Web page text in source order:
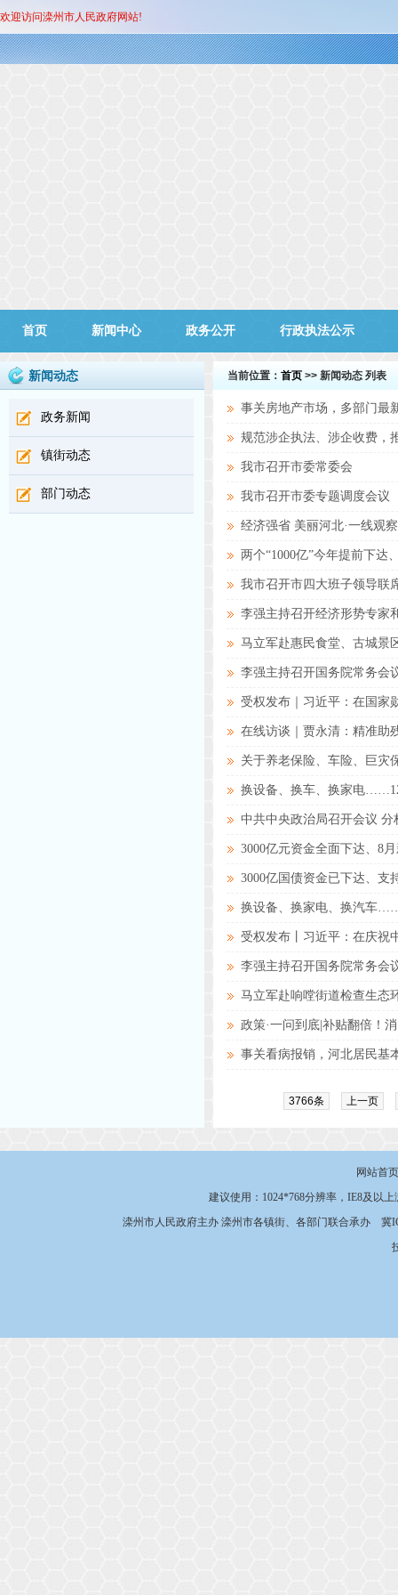
欢迎访问滦州市人民政府网站!
首页 新闻中心 政务公开 行政执法公示
新闻动态
政务新闻
镇街动态
部门动态
当前位置： 首页 >> 新闻动态 列表
事关房地产市场，多部门最
规范涉企执法、涉企收费，
我市召开市委常委会
我市召开市委专题调度会议
经济强省 美丽河北·一线观
两个“1000亿”今年提前下
我市召开市四大班子领导联
李强主持召开经济形势专家
马立军赴惠民食堂、古城景
李强主持召开国务院常务会
受权发布｜习近平：在国家
在线访谈｜贾永清：精准助
关于养老保险、车险、巨
换设备、换车、换家电
中共中央政治局召开会议
3000亿元资金全面下达、8
3000亿国债资金已下达、
换设备、换家电、换汽车
受权发布丨习近平：在庆祝
李强主持召开国务院常务会
议通过《烈士褒扬条例（修
马立军赴响嘡街道检查生态
政策·一问到底|补贴翻倍！
事关看病报销，河北居民基
3766条 上一页
网站首页
建议使用：1024*768分辨率，IE8及以
滦州市人民政府主办 滦州市各镇街、各部门联合承办 冀